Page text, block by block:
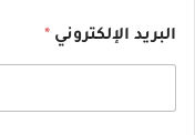
البريد الإلكتروني *